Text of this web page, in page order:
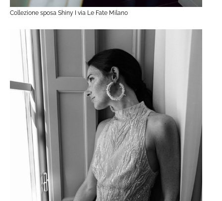
Collezione sposa Shiny I via Le Fate Milano